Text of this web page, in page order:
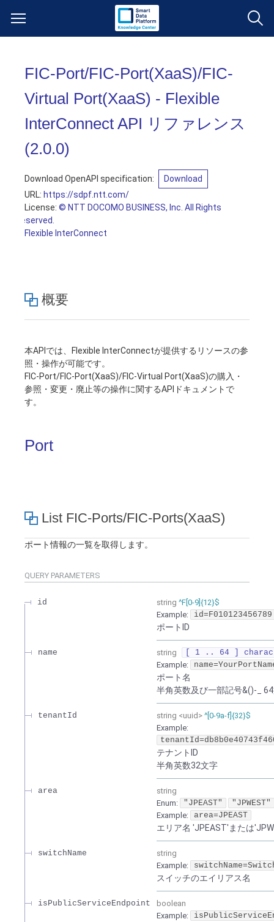
データ利活用
クラウド/サーバー
IoT
モニタリング/監査
管理機能
よくある質問
データ利活用
ネットワーク
IoT
サポート
すべてのメニューを見る
データ利活用
クラウド/サーバー
IoT
サポート
■ 管理機能
- 管理機能
- 初期設定・確認
- ユーザー機能の管理
- APIリファレンス
- Flexible Remote Access
ユースケース
- バックアップ
- データと分析
- マルチクラウド利用
- リモートワーク
- ITインフラストラクチャー
故障/メンテナンス情報
故障/メンテナンス履歴
定期メンテナンス
パートナー
協業パートナー
脱炭素化
FIC-Port/FIC-Port(XaaS)/FIC-
Virtual Port(XaaS) - Flexible
InterConnect API リファレンス
(2.0.0)
Download OpenAPI specification:
Download
URL: https://sdpf.ntt.com/
License: © NTT DOCOMO BUSINESS, Inc. All Rights
Reserved.
Flexible InterConnect
概要
本APIでは、Flexible InterConnectが提供するリソースの参
照・操作が可能です。
FIC-Port/FIC-Port(XaaS)/FIC-Virtual Port(XaaS)の購入・
参照・変更・廃止等の操作に関するAPIドキュメントで
す。
Port
List FIC-Ports/FIC-Ports(XaaS)
ポート情報の一覧を取得します。
QUERY PARAMETERS
id string ^F[0-9]{12}$
Example:
id=F010123456789
ポートID
name string
[ 1 .. 64 ]
Example:
ポート名
半角英数及び一部記号&()-_
tenantId string <uuid > ^[0-9a-f]{32}$
Example:
テナントID
半角英数32文字
area
string
Enum: "JPEAST"
"JPWEST"
Example:
area=JPEAST
エリア名 'JPEAST'または
switchName
string
Example:
スイッチのエイリアス名
isPublicServiceEndpoint
boolean
Example: